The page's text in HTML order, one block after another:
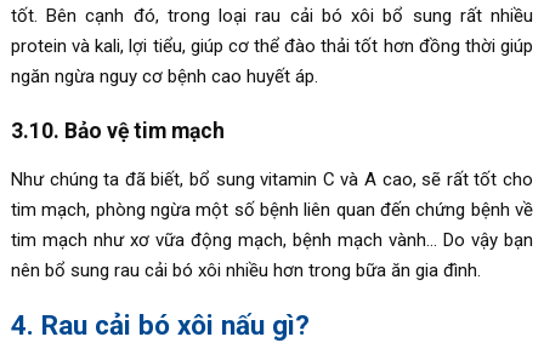
tốt. Bên cạnh đó, trong loại rau cải bó xôi bổ sung rất nhiều
protein và kali, lợi tiểu, giúp cơ thể đào thải tốt hơn đồng thời giúp
ngăn ngừa nguy cơ bệnh cao huyết áp.
3.10. Bảo vệ tim mạch
Như chúng ta đã biết, bổ sung vitamin C và A cao, sẽ rất tốt cho
tim mạch, phòng ngừa một số bệnh liên quan đến chứng bệnh về
tim mạch như xơ vữa động mạch, bệnh mạch vành… Do vậy bạn
nên bổ sung rau cải bó xôi nhiều hơn trong bữa ăn gia đình.
4. Rau cải bó xôi nấu gì?